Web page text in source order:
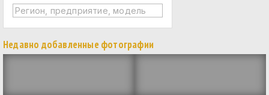
Недавно добавленные фотографии